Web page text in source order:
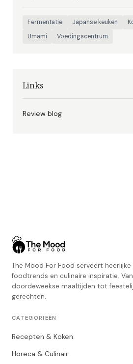
Fermentatie Japanse keuken
Umami
Voedingscentrum
Links
Review blog
The Mood For Food serveert
foodtrends en culinaire inspiratie.
doordeweekse maaltijden tot
gerechten.
CATEGORIEËN
Recepten & Koken
Horeca & Culinair